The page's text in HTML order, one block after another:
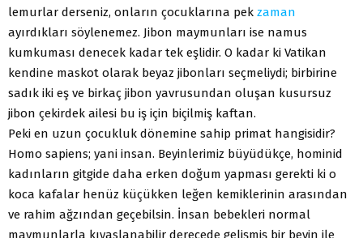
lemurlar derseniz, onların çocuklarına pek zaman
ayırdıkları söylenemez. Jibon maymunları ise namus
kumkuması denecek kadar tek eşlidir. O kadar ki Vatikan
kendine maskot olarak beyaz jibonları seçmeliydi; birbirine
sadık iki eş ve birkaç jibon yavrusundan oluşan kusursuz
jibon çekirdek ailesi bu iş için biçilmiş kaftan.
Peki en uzun çocukluk dönemine sahip primat hangisidir?
Homo sapiens; yani insan. Beyinlerimiz büyüdükçe, hominid
kadınların gitgide daha erken doğum yapması gerekti ki o
koca kafalar henüz küçükken leğen kemiklerinin arasından
ve rahim ağzından geçebilsin. İnsan bebekleri normal
maymunlarla kıyaslanabilir derecede gelişmiş bir beyin ile